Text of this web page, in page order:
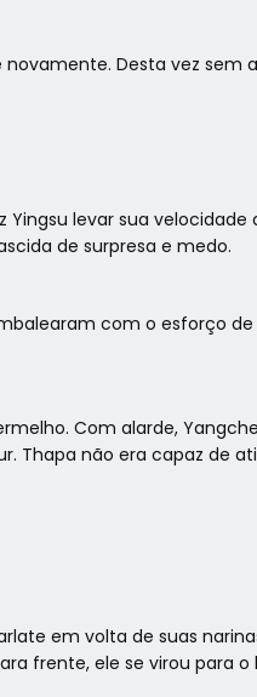
Desta vez sem
levar sua
de surpresa e medo.
com o esforço
Com alarde,
não era capaz de
em volta de suas
frente, ele se virou para